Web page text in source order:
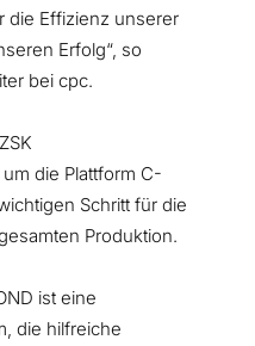
die Effizienz unserer
Erfolg“, so
bei cpc.
die Plattform C-
Schritt für die
Produktion.
ist eine
die hilfreiche